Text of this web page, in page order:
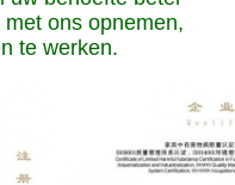
ons opnemen,
te werken.